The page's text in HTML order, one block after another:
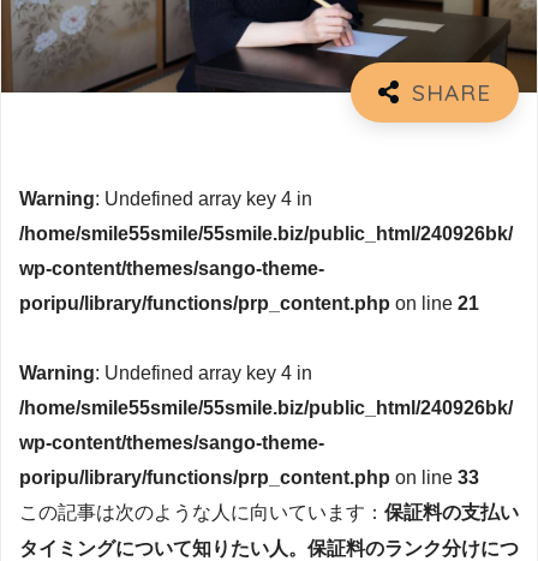
Warning: Undefined array key 4 in
/home/smile55smile/55smile.biz/public_html/240926bk/
wp-content/themes/sango-theme-
poripu/library/functions/prp_content.php on line 21
Warning: Undefined array key 4 in
/home/smile55smile/55smile.biz/public_html/240926bk/
wp-content/themes/sango-theme-
poripu/library/functions/prp_content.php on line 33
この記事は次のような人に向いています： 保証料の支払い
タイミングについて知りたい人。保証料のランク分けにつ